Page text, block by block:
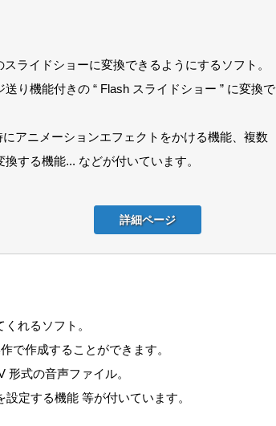
ライドショーに変換できるようにするソフト。
り機能付きの “ Flash スライドショー ” に変換で
アニメーションエフェクトをかける機能、複数
する機能... などが付いています。
詳細ページ
れるソフト。
で作成することができます。
形式の音声ファイル。
定する機能 等が付いています。